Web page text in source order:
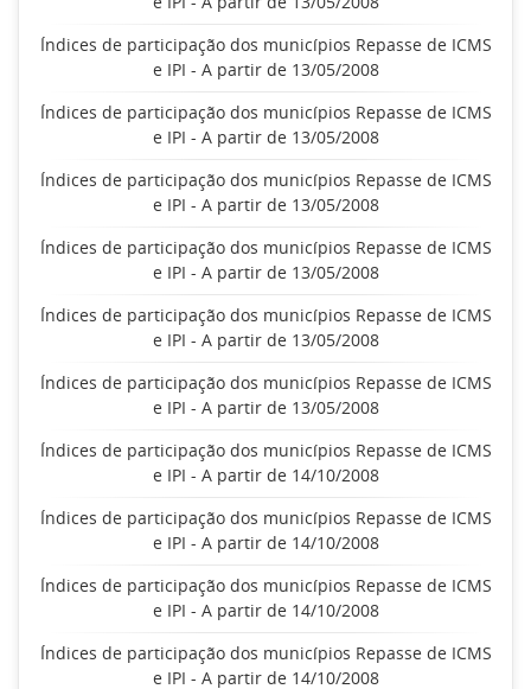
Índices de participação dos municípios Repasse de ICMS
e IPI - A partir de 13/05/2008
Índices de participação dos municípios Repasse de ICMS
e IPI - A partir de 13/05/2008
Índices de participação dos municípios Repasse de ICMS
e IPI - A partir de 13/05/2008
Índices de participação dos municípios Repasse de ICMS
e IPI - A partir de 13/05/2008
Índices de participação dos municípios Repasse de ICMS
e IPI - A partir de 13/05/2008
Índices de participação dos municípios Repasse de ICMS
e IPI - A partir de 13/05/2008
Índices de participação dos municípios Repasse de ICMS
e IPI - A partir de 14/10/2008
Índices de participação dos municípios Repasse de ICMS
e IPI - A partir de 14/10/2008
Índices de participação dos municípios Repasse de ICMS
e IPI - A partir de 14/10/2008
Índices de participação dos municípios Repasse de ICMS
e IPI - A partir de 14/10/2008